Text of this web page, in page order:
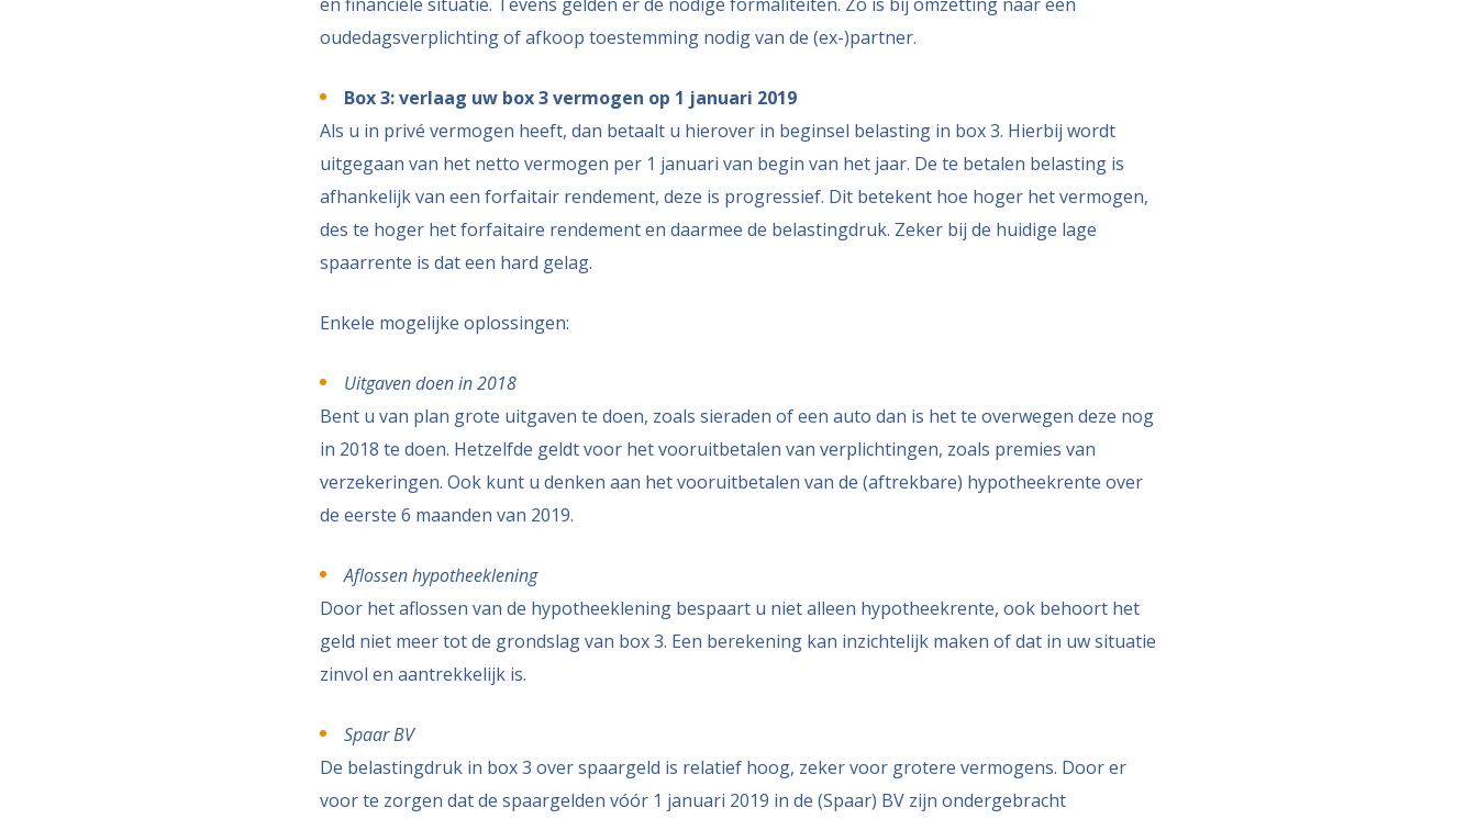
oudedagsverplichting of afkoop toestemming nodig van de (ex-)partner.
Box 3: verlaag uw box 3 vermogen op 1 januari 2019
Als u in privé vermogen heeft, dan betaalt u hierover in beginsel belasting in box 3. Hierbij wordt
uitgegaan van het netto vermogen per 1 januari van begin van het jaar. De te betalen belasting is
afhankelijk van een forfaitair rendement, deze is progressief. Dit betekent hoe hoger het vermogen,
des te hoger het forfaitaire rendement en daarmee de belastingdruk. Zeker bij de huidige lage
spaarrente is dat een hard gelag.
Enkele mogelijke oplossingen:
Uitgaven doen in 2018
Bent u van plan grote uitgaven te doen, zoals sieraden of een auto dan is het te overwegen deze nog
in 2018 te doen. Hetzelfde geldt voor het vooruitbetalen van verplichtingen, zoals premies van
verzekeringen. Ook kunt u denken aan het vooruitbetalen van de (aftrekbare) hypotheekrente over
de eerste 6 maanden van 2019.
Aflossen hypotheeklening
Door het aflossen van de hypotheeklening bespaart u niet alleen hypotheekrente, ook behoort het
geld niet meer tot de grondslag van box 3. Een berekening kan inzichtelijk maken of dat in uw situatie
zinvol en aantrekkelijk is.
Spaar BV
De belastingdruk in box 3 over spaargeld is relatief hoog, zeker voor grotere vermogens. Door er
voor te zorgen dat de spaargelden vóór 1 januari 2019 in de (Spaar) BV zijn ondergebracht